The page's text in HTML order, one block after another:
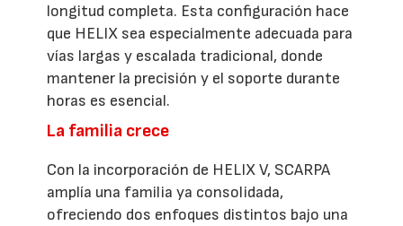
longitud completa. Esta configuración hace
que HELIX sea especialmente adecuada para
vías largas y escalada tradicional, donde
mantener la precisión y el soporte durante
horas es esencial.
La familia crece
Con la incorporación de HELIX V, SCARPA
amplía una familia ya consolidada,
ofreciendo dos enfoques distintos bajo una